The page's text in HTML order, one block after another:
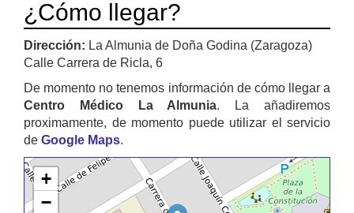
¿Cómo llegar?
Dirección: La Almunia de Doña Godina (Zaragoza)
Calle Carrera de Ricla, 6
De momento no tenemos información de cómo llegar a
Centro Médico La Almunia. La añadiremos
proximamente, de momento puede utilizar el servicio
de Google Maps.
+
−